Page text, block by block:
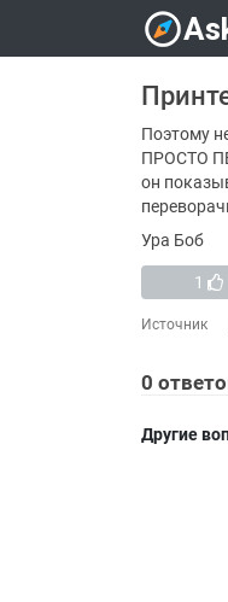
Поэтому
ПРОСТО
он
Ура Боб
1
Источник
0
Другие